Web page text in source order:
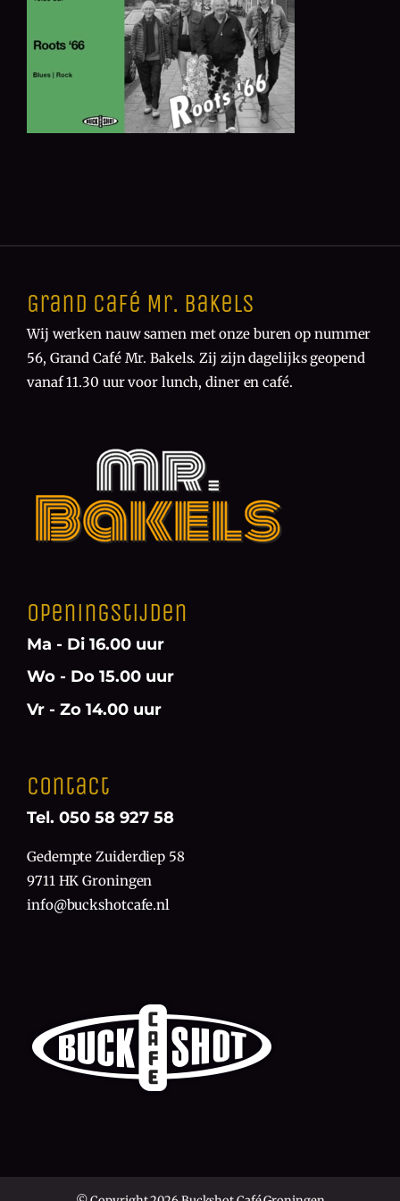
Grand Café Mr. Bakels
Wij werken nauw samen met onze buren op nummer
56, Grand Café Mr. Bakels. Zij zijn dagelijks geopend
vanaf 11.30 uur voor lunch, diner en café.
Openingstijden
Ma - Di 16.00 uur
Wo - Do 15.00 uur
Vr - Zo 14.00 uur
Contact
Tel. 050 58 927 58
Gedempte Zuiderdiep 58
9711 HK Groningen
info@buckshotcafe.nl